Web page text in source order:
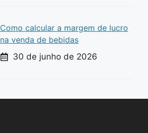
Como calcular a margem de lucro
na venda de bebidas
30 de junho de 2026